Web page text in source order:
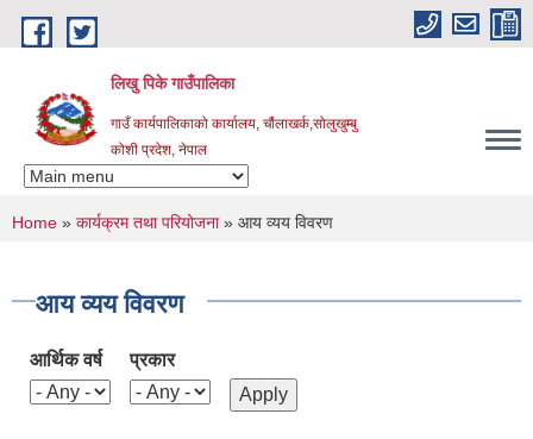
Skip to main content
लिखु पिके गाउँपालिका
गाउँ कार्यपालिकाको कार्यालय, चौंलाखर्क,सोलुखुम्बु
कोशी प्रदेश, नेपाल
You are here
Home » कार्यक्रम तथा परियोजना» आय व्यय विवरण
आय व्यय विवरण
आर्थिक वर्ष प्रकार